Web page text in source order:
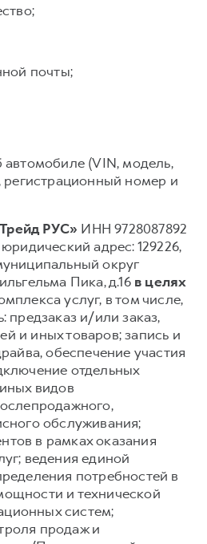
почты;
(VIN, модель,
регистрационный номер и
РУС» ИНН 9728087892
адрес: 129226,
округ
Пика, д.16 в целях
услуг, в том числе,
предзаказ и/или заказ,
и иных товаров; запись и
обеспечение участия
отдельных
видов
обслуживания;
в рамках оказания
ведения единой
потребностей в
и технической
систем;
продаж и